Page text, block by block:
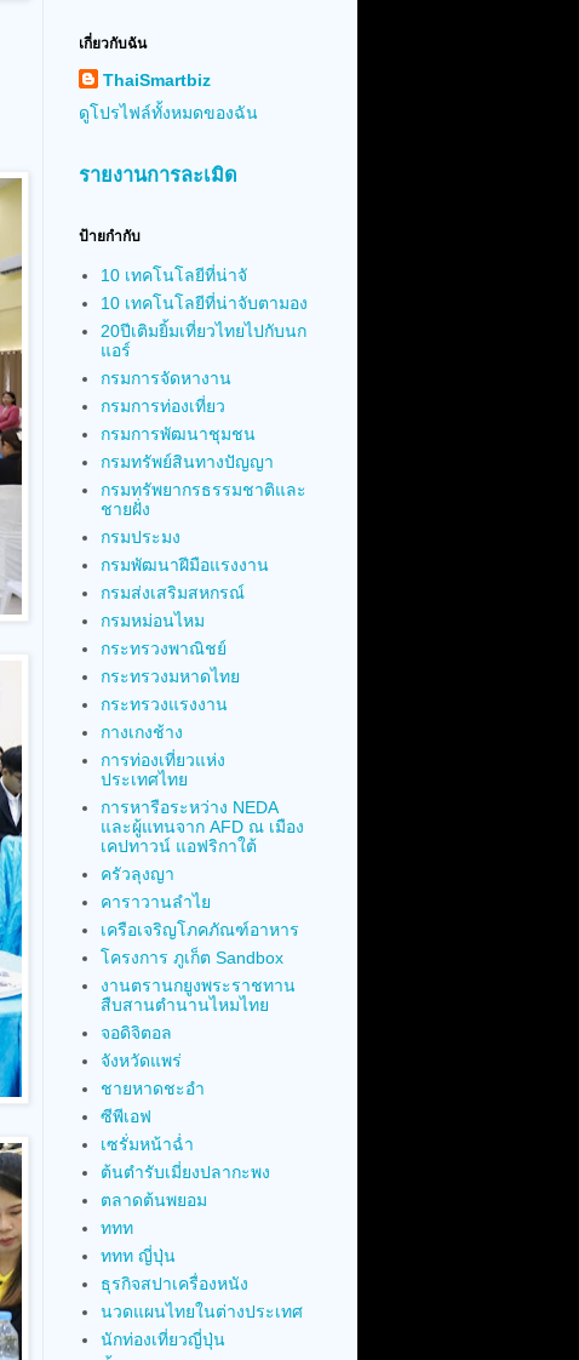
เกี่ยวกับฉัน
ThaiSmartbiz
ดูโปรไฟล์ทั้งหมดของฉัน
รายงานการละเมิด
ป้ายกำกับ
10 เทคโนโลยีที่น่าจั
10 เทคโนโลยีที่น่าจับตามอง
20ปีเติมยิ้มเที่ยวไทยไปกับนก
แอร์
กรมการจัดหางาน
กรมการท่องเที่ยว
กรมการพัฒนาชุมชน
กรมทรัพย์สินทางปัญญา
กรมทรัพยากรธรรมชาติและ
ชายฝั่ง
กรมประมง
กรมพัฒนาฝีมือแรงงาน
กรมส่งเสริมสหกรณ์
กรมหม่อนไหม
กระทรวงพาณิชย์
กระทรวงมหาดไทย
กระทรวงแรงงาน
กางเกงช้าง
การท่องเที่ยวแห่ง
ประเทศไทย
การหารือระหว่าง NEDA
และผู้แทนจาก AFD ณ เมือง
เคปทาวน์ แอฟริกาใต้
ครัวลุงญา
คาราวานลำไย
เครือเจริญโภคภัณฑ์อาหาร
โครงการ ภูเก็ต Sandbox
งานตรานกยูงพระราชทาน
สืบสานตำนานไหมไทย
จอดิจิตอล
จังหวัดแพร่
ชายหาดชะอำ
ซีพีเอฟ
เซรั่มหน้าฉ่ำ
ต้นตำรับเมี่ยงปลากะพง
ตลาดต้นพยอม
ททท
ททท ญี่ปุ่น
ธุรกิจสปาเครื่องหนัง
นวดแผนไทยในต่างประเทศ
นักท่องเที่ยวญี่ปุ่น